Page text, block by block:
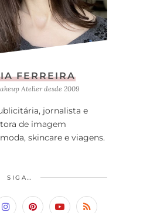
FERREIRA
Atelier desde 2009
jornalista e
de imagem
skincare e viagens.
SIGA…